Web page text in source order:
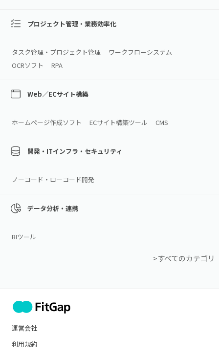
プロジェクト管理・業務効率化
タスク管理・プロジェクト管理
ワークフローシステム
OCRソフト
RPA
Web／ECサイト構築
ホームページ作成ソフト ECサイト構築ツール CMS
開発・ITインフラ・セキュリティ
ノーコード・ローコード開発
データ分析・連携
BIツール
>すべてのカテゴリ
運営会社
利用規約